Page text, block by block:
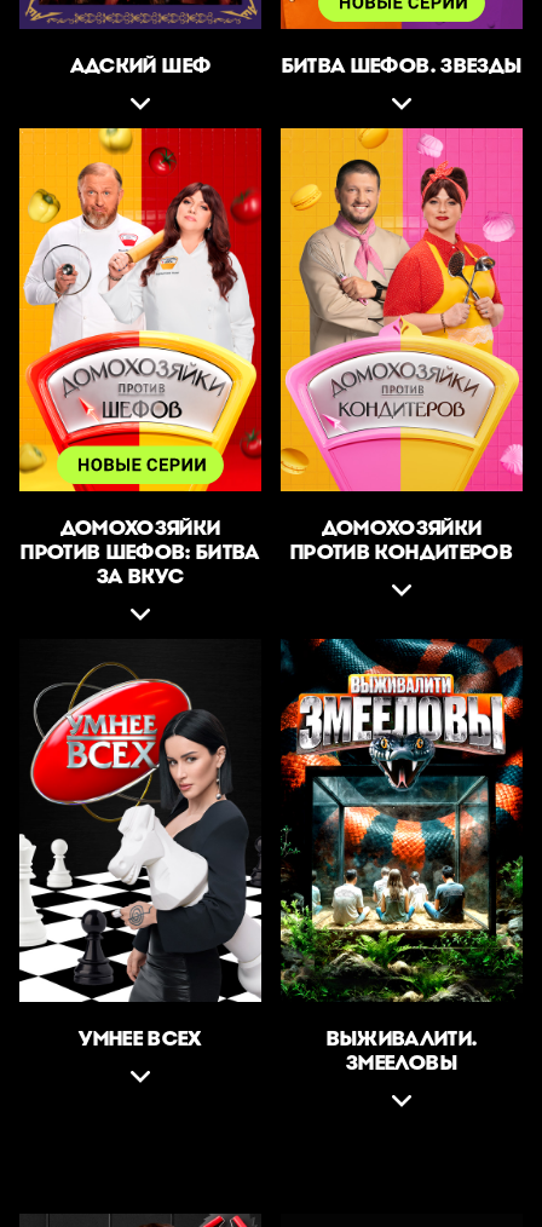
АДСКИЙ ШЕФ БИТВА ШЕФОВ. ЗВЕЗДЫ
ДОМОХОЗЯЙКИ
ПРОТИВ ШЕФОВ: БИТВА
ЗА ВКУС
ДОМОХОЗЯЙКИ
ПРОТИВ КОНДИТЕРОВ
УМНЕЕ ВСЕХ
ВЫЖИВАЛИТИ.
ЗМЕЕЛОВЫ